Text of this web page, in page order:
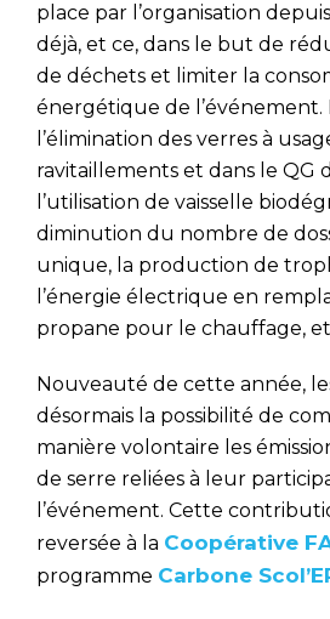
place par l’organisation
déjà, et ce, dans le but de
de déchets et limiter la
énergétique de l’événement.
l’élimination des verres à
ravitaillements et dans le QG
l’utilisation de vaisselle
diminution du nombre de
unique, la production de
l’énergie électrique en
propane pour le chauffage,
Nouveauté de cette année,
désormais la possibilité de
manière volontaire les
de serre reliées à leur
l’événement. Cette
reversée à la Coopérative
programme Carbone